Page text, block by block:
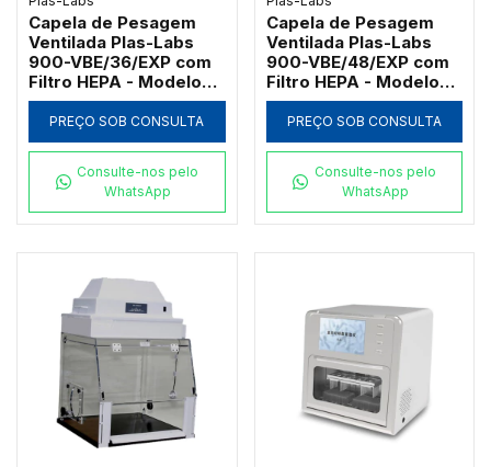
Capela de Pesagem
Ventilada Plas-Labs
900-VBE/36/EXP com
Filtro HEPA - Modelo
Intermediário
PREÇO SOB CONSULTA
Consulte-nos pelo
WhatsApp
Capela de Pesagem
Ventilada Plas-Labs
900-VBE/48/EXP com
Filtro HEPA - Modelo
Grande
PREÇO SOB CONSULTA
Consulte-nos pelo
WhatsApp